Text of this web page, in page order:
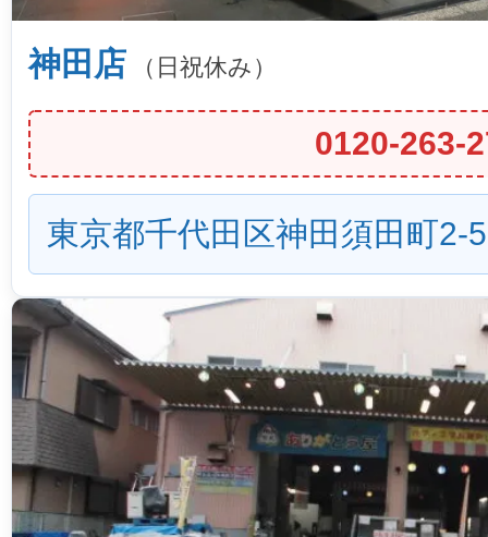
神田店 （日祝休み）
0120-263-
東京都千代田区神田須田町2-